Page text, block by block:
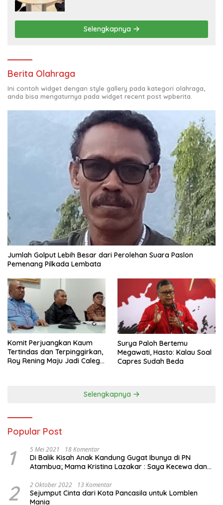
Selengkapnya
Berita Olahraga
Ini contoh widget dengan style gallery pada kategori olahraga,
anda bisa mengaturnya pada widget recent post wpberita.
Jumlah Golput Lebih Besar dari Perolehan Suara Paslon
Pemenang Pilkada Lembata
Komit Perjuangkan Kaum
Tertindas dan Terpinggirkan,
Roy Rening Maju Jadi Caleg
Surya Paloh Bertemu
Megawati, Hasto: Kalau Soal
Capres Sudah Beda
Selengkapnya
Popular Post
1 5 Mei 2021 18 Komentar
Di Balik Kisah Anak Kandung Gugat Ibunya di PN
Atambua; Mama Kristina Lazakar : Saya Kecewa dan
2 2 Oktober 2022 13 Komentar
Sejumput Cinta dari Kota Pancasila untuk Lomblen
Mania